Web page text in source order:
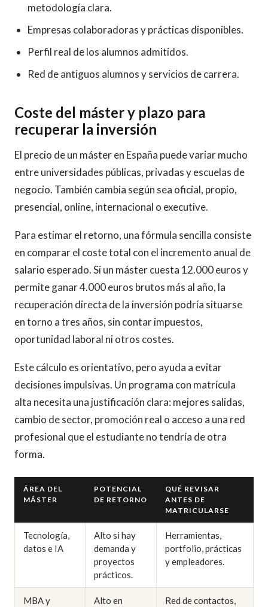
metodología clara.
Empresas colaboradoras y prácticas disponibles.
Perfil real de los alumnos admitidos.
Red de antiguos alumnos y servicios de carrera.
Coste del máster y plazo para
recuperar la inversión
El precio de un máster en España puede variar mucho
entre universidades públicas, privadas y escuelas de
negocio. También cambia según sea oficial, propio,
presencial, online, internacional o executive.
Para estimar el retorno, una fórmula sencilla consiste
en comparar el coste total con el incremento anual de
salario esperado. Si un máster cuesta 12.000 euros y
permite ganar 4.000 euros brutos más al año, la
recuperación directa de la inversión podría situarse
en torno a tres años, sin contar impuestos,
oportunidad laboral ni otros costes.
Este cálculo es orientativo, pero ayuda a evitar
decisiones impulsivas. Un programa con matrícula
alta necesita una justificación clara: mejores salidas,
cambio de sector, promoción real o acceso a una red
profesional que el estudiante no tendría de otra
forma.
ÁREA DEL
MÁSTER
POTENCIAL
DE RETORNO
QUÉ REVISAR
ANTES DE
MATRICULARSE
Tecnología,
datos e IA
Alto si hay
demanda y
proyectos
prácticos.
Herramientas,
portfolio, prácticas
y empleadores.
MBA y Alto en Red de contactos,